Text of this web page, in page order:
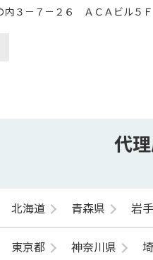
内３－７－２６ ＡＣＡビル５Ｆ
代
北海道 青森県 岩
東京都 神奈川県